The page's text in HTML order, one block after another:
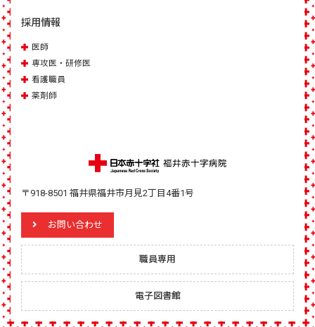
採用情報
医師
専攻医・研修医
看護職員
薬剤師
〒918-8501 福井県福井市月見2丁目4番1号
お問い合わせ
職員専用
電子図書館